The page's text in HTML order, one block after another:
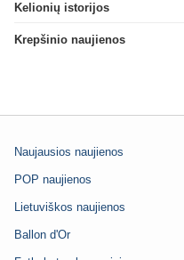
Kelionių istorijos
Krepšinio naujienos
Naujausios naujienos
POP naujienos
Lietuviškos naujienos
Ballon d'Or